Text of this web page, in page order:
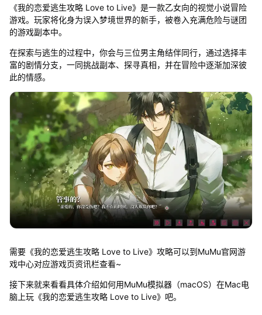
《我的恋爱逃生攻略 Love to Live》是一款乙女向的视觉小说冒险
游戏。玩家将化身为误入梦境世界的新手，被卷入充满危险与谜团
的游戏副本中。
在探索与逃生的过程中，你会与三位男主角结伴同行，通过选择丰
富的剧情分支，一同挑战副本、探寻真相，并在冒险中逐渐加深彼
此的情感。
需要《我的恋爱逃生攻略 Love to Live》攻略可以到MuMu官网游
戏中心对应游戏页资讯栏查看~
接下来就来看看具体介绍如何用MuMu模拟器（macOS）在Mac电
脑上玩《我的恋爱逃生攻略 Love to Live》吧。